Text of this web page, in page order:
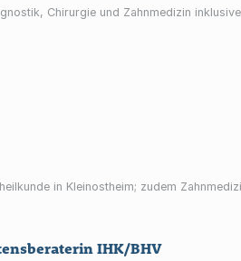
Chirurgie und Zahnmedizin
in Kleinostheim; zudem
IHK/BHV